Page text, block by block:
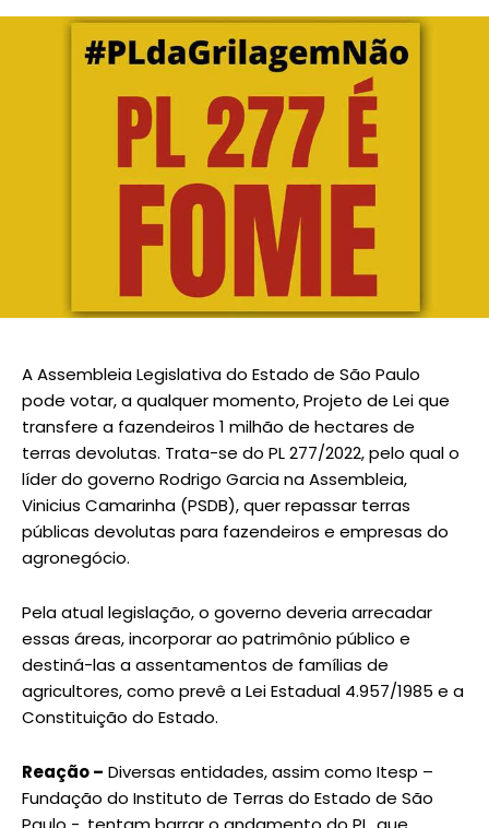
A Assembleia Legislativa do Estado de São Paulo
pode votar, a qualquer momento, Projeto de Lei que
transfere a fazendeiros 1 milhão de hectares de
terras devolutas. Trata-se do PL 277/2022, pelo qual o
líder do governo Rodrigo Garcia na Assembleia,
Vinicius Camarinha (PSDB), quer repassar terras
públicas devolutas para fazendeiros e empresas do
agronegócio.
Pela atual legislação, o governo deveria arrecadar
essas áreas, incorporar ao patrimônio público e
destiná-las a assentamentos de famílias de
agricultores, como prevê a Lei Estadual 4.957/1985 e a
Constituição do Estado.
Reação – Diversas entidades, assim como Itesp –
Fundação do Instituto de Terras do Estado de São